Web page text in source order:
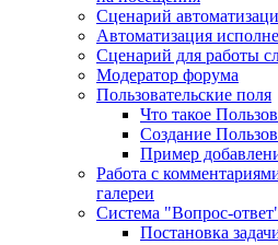
Сценарий
Автоматизация
Сценарий для работы
Модератор форума
Пользовательские поля
Что такое
Создание
Пример
Работа с
галереи
Система "Вопрос-
Постановка